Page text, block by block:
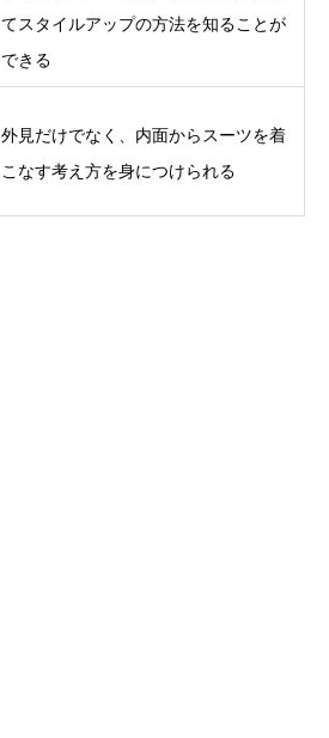
てスタイルアップの方法を知ることが
できる
外見だけでなく、内面からスーツを着
こなす考え方を身につけられる